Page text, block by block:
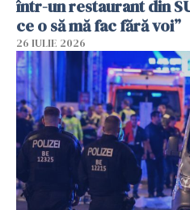
într-un restaurant din
ce o să mă fac fără voi”
26 IULIE 2026